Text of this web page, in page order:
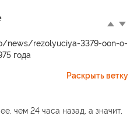
news/rezolyuciya-3379-oon-o-
года
Раскрыть ветку
чем 24 часа назад, а значит,